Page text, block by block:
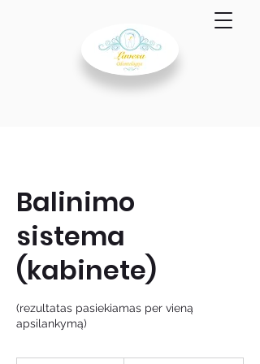
Balinimo
sistema
(kabinete)
(rezultatas pasiekiamas per vieną
apsilankymą)